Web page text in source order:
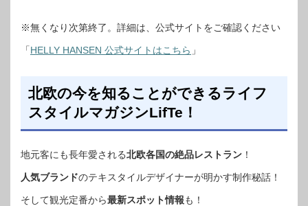
※無くなり次第終了。詳細は、公式サイトをご確認ください
「HELLY HANSEN 公式サイトはこちら 」
北欧の今を知ることができるライフ
スタイルマガジンLifTe！
地元客にも長年愛される北欧各国の絶品レストラン ！
人気ブランドのテキスタイルデザイナーが明かす制作秘話！
そして観光定番から最新スポット情報も！